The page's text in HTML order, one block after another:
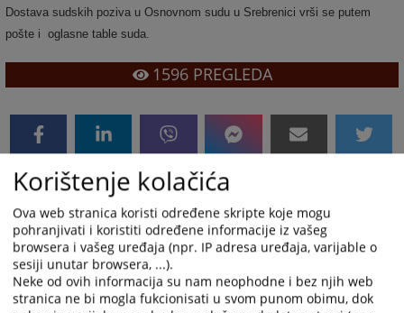
Dostava sudskih poziva u Osnovnom sudu u Srebrenici vrši se putem
pošte i oglasne table suda.
1596PREGLEDA
Korištenje kolačića
Ova web stranica koristi određene skripte koje mogu
pohranjivati i koristiti određene informacije iz vašeg
browsera i vašeg uređaja (npr. IP adresa uređaja, varijable o
sesiji unutar browsera, ...).
Neke od ovih informacija su nam neophodne i bez njih web
stranica ne bi mogla fukcionisati u svom punom obimu, dok